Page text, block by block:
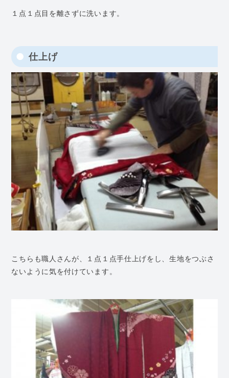
１点１点目を離さずに洗います。
仕上げ
こちらも職人さんが、１点１点手仕上げをし、生地をつぶさ
ないように気を付けています。